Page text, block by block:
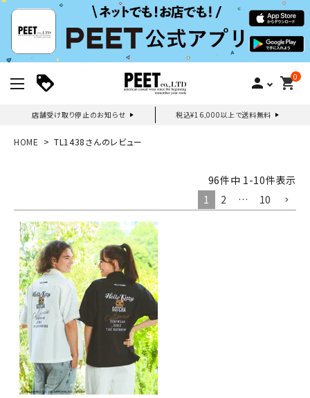
person 0
shopping_cart
店舗受け取り停止のお知らせ 税込¥16,000以上で送料無料
新規会員登録｜ログイン
詳しい条件から探す
HOME TL1438さんのレビュー
96件中 1 -10件表示
1
2 … 10